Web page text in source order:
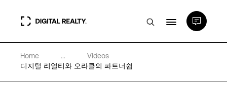
데이터 센터
Home ...
Videos
디지털 리얼티와 오라클의 파트너쉽